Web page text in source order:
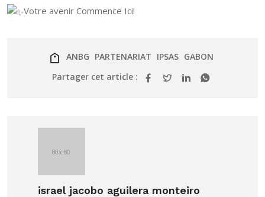
Votre avenir Commence Ici!
ANBG PARTENARIAT IPSAS GABON
Partager cet article :
israel jacobo aguilera monteiro